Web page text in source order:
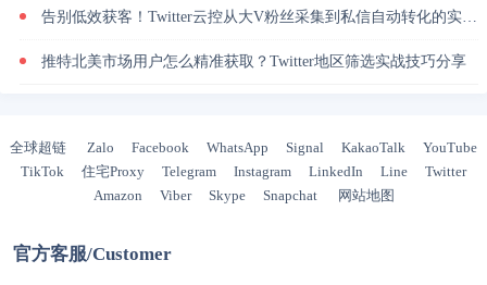
告别低效获客！Twitter云控从大V粉丝采集到私信自动转化的实操闭环
推特北美市场用户怎么精准获取？Twitter地区筛选实战技巧分享
全球超链 Zalo Facebook WhatsApp Signal KakaoTalk
YouTube
TikTok
住宅Proxy Telegram Instagram LinkedIn Line
Twitter
Amazon
Viber Skype Snapchat 网站地图
官方客服/Customer